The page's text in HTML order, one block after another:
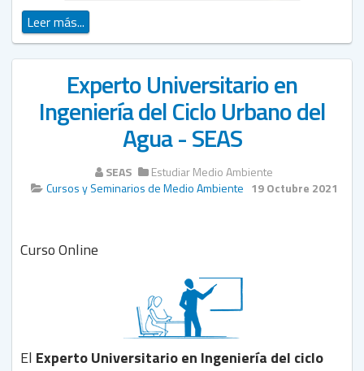
Leer más...
Experto Universitario en
Ingeniería del Ciclo Urbano del
Agua - SEAS
SEAS
Estudiar Medio Ambiente
Cursos y Seminarios de Medio Ambiente 19 Octubre 2021
CursoOnline
El Experto Universitario en Ingeniería del ciclo